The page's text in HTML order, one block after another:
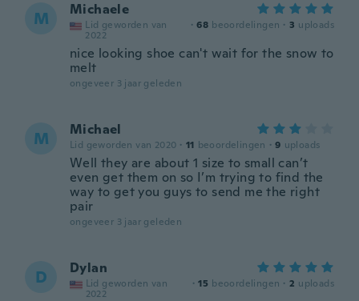
M Michaele
Lid geworden van
2022
· 68 beoordelingen · 3 uploads
nice looking shoe can't wait for the snow to
melt
ongeveer 3 jaar geleden
M Michael
Lid geworden van 2020 · 11 beoordelingen · 9 uploads
Well they are about 1 size to small can’t
even get them on so I’m trying to find the
way to get you guys to send me the right
pair
ongeveer 3 jaar geleden
D Dylan
Lid geworden van
2022
· 15 beoordelingen · 2 uploads